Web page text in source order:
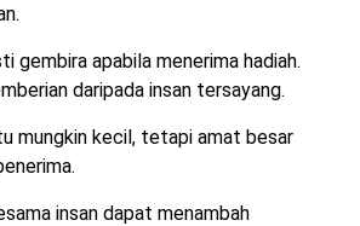
gembira apabila menerima hadiah.
daripada insan tersayang.
mungkin kecil, tetapi amat besar
insan dapat menambah